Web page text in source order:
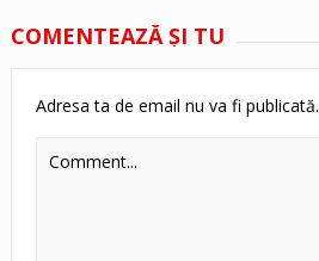
COMENTEAZĂ ŞI TU
Adresa ta de email nu va fi publicată.